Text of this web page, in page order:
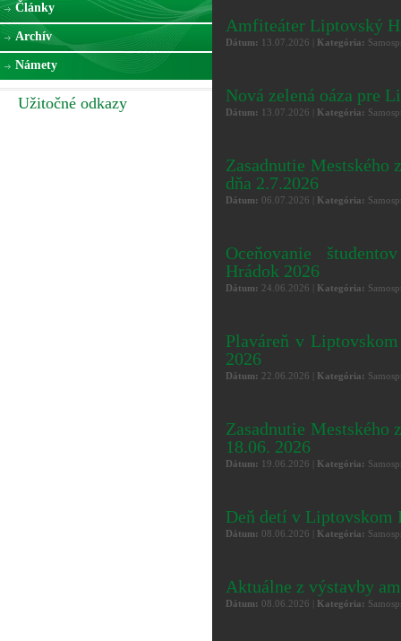
Články
Archív
Námety
Užitočné odkazy
Amfiteáter Liptovský
Dátum: 13.07.2026 | Kategória:
Nová zelená oáza pre
Dátum: 13.07.2026 | Kategória:
Zasadnutie
dňa 2.7.2026
Dátum: 06.07.2026 | Kategória:
Oceňovanie
Hrádok 2026
Dátum: 24.06.2026 | Kategória:
Plaváreň v
2026
Dátum: 22.06.2026 | Kategória:
Zasadnutie
18.06. 2026
Dátum: 19.06.2026 | Kategória:
Deň detí v Liptovskom
Dátum: 08.06.2026 | Kategória:
Aktuálne z výstavby
Dátum: 08.06.2026 | Kategória: